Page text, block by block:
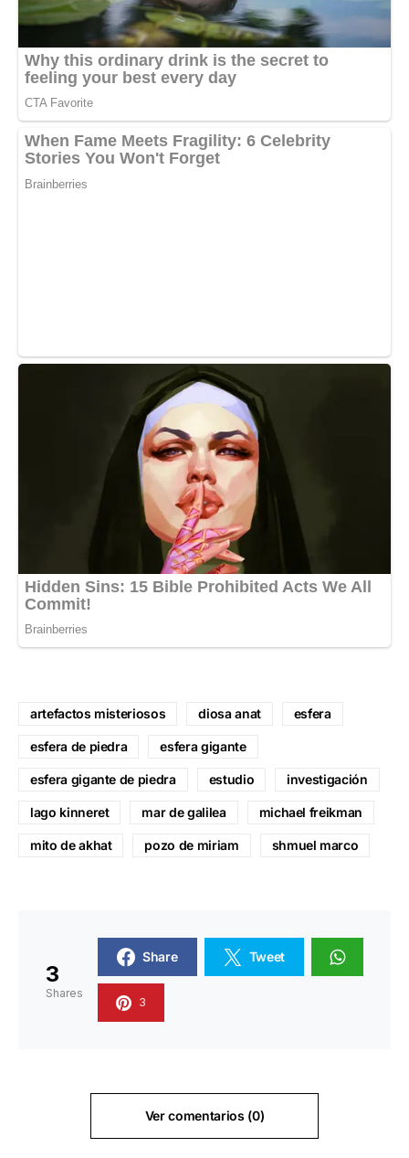
artefactos misteriosos diosa anat esfera
esfera de piedra esfera gigante
esfera gigante de piedra estudio investigación
lago kinneret mar de galilea michael freikman
mito de akhat pozo de miriam shmuel marco
3
Shares
Share Tweet
3
Ver comentarios (0)